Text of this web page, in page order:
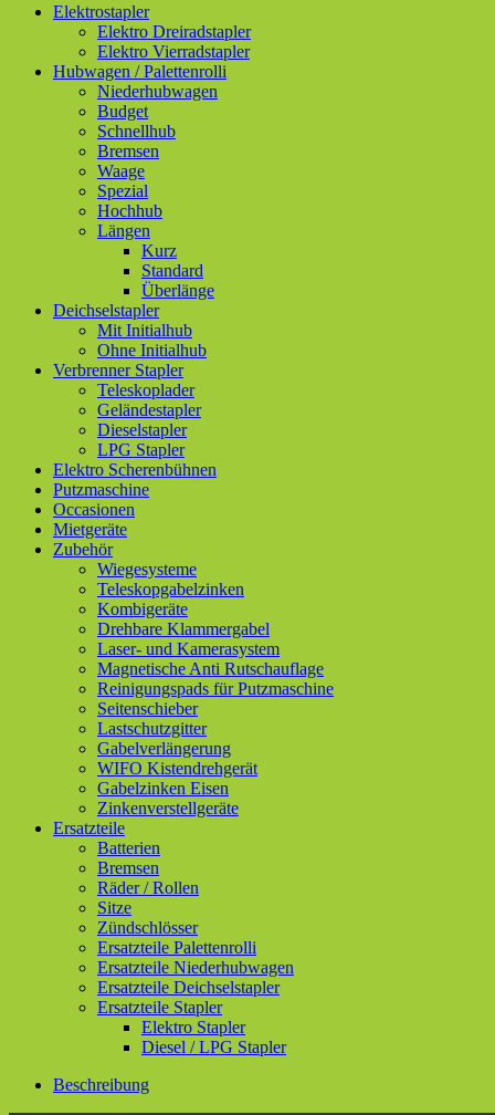
Elektrostapler
Elektro Dreiradstapler
Elektro Vierradstapler
Hubwagen / Palettenrolli
Niederhubwagen
Budget
Schnellhub
Bremsen
Waage
Spezial
Hochhub
Längen
Kurz
Standard
Überlänge
Deichselstapler
Mit Initialhub
Ohne Initialhub
Verbrenner Stapler
Teleskoplader
Geländestapler
Dieselstapler
LPG Stapler
Elektro Scherenbühnen
Putzmaschine
Occasionen
Mietgeräte
Zubehör
Wiegesysteme
Teleskopgabelzinken
Kombigeräte
Drehbare Klammergabel
Laser- und Kamerasystem
Magnetische Anti Rutschauflage
Reinigungspads für Putzmaschine
Seitenschieber
Lastschutzgitter
Gabelverlängerung
WIFO Kistendrehgerät
Gabelzinken Eisen
Zinkenverstellgeräte
Ersatzteile
Batterien
Bremsen
Räder / Rollen
Sitze
Zündschlösser
Ersatzteile Palettenrolli
Ersatzteile Niederhubwagen
Ersatzteile Deichselstapler
Ersatzteile Stapler
Elektro Stapler
Diesel / LPG Stapler
Beschreibung